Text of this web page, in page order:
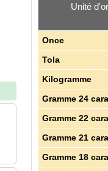
Unité d'or
Once
Tola
Kilogramme
Gramme 24
Gramme 22
Gramme 21
Gramme 18